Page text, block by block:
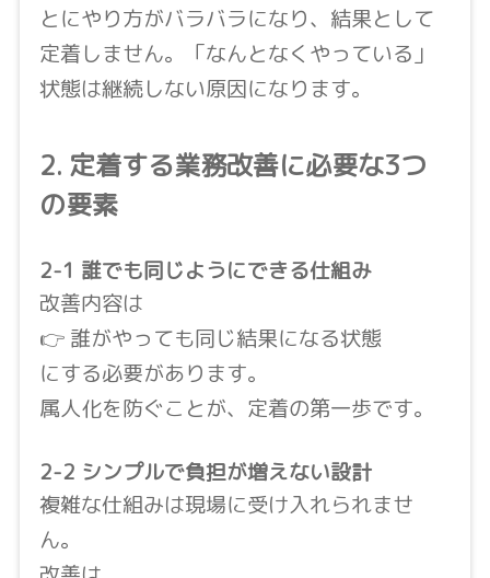
とにやり方がバラバラになり、結果として
定着しません。「なんとなくやっている」
状態は継続しない原因になります。
2. 定着する業務改善に必要な3つ
の要素
2-1 誰でも同じようにできる仕組み
改善内容は
👉 誰がやっても同じ結果になる状態
にする必要があります。
属人化を防ぐことが、定着の第一歩です。
2-2 シンプルで負担が増えない設計
複雑な仕組みは現場に受け入れられませ
ん。